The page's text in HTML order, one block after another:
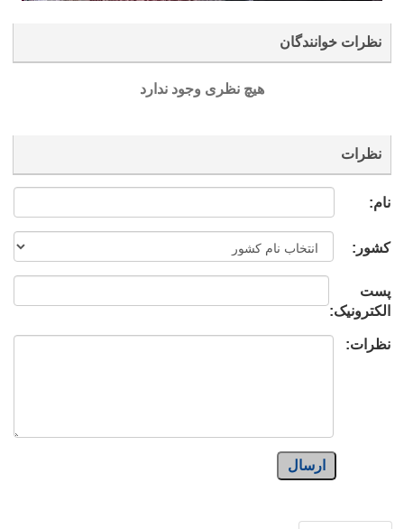
نظرات خوانندگان
هیچ نظری وجود ندارد
نظرات
نام:
کشور:
پست
الکترونیک:
نظرات:
ارسال